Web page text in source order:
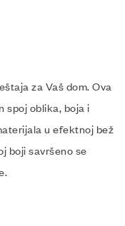
za Vaš dom. Ova
spoj oblika, boja i
u efektnoj bež
boji savršeno se